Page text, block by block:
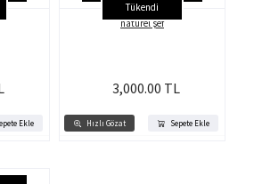
Ekle
Tükendi
Hızlı Gözat Sepete Ekle
natürel şef
3,000.00 TL